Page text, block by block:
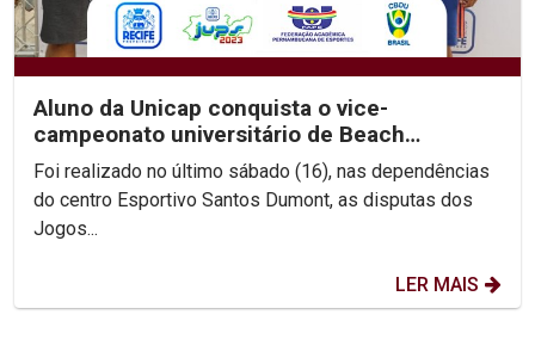
Aluno da Unicap conquista o vice-
campeonato universitário de Beach
Wrestling
Foi realizado no último sábado (16), nas dependências
do centro Esportivo Santos Dumont, as disputas dos
Jogos...
LER MAIS